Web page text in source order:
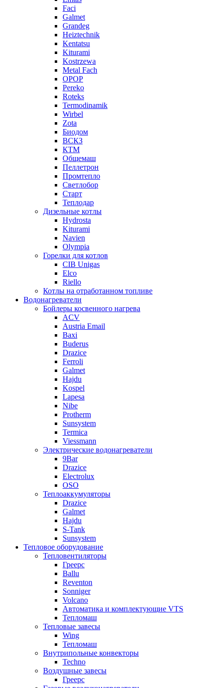
Faci
Galmet
Grandeg
Heiztechnik
Kentatsu
Kiturami
Kostrzewa
Metal Fach
OPOP
Pereko
Roteks
Termodinamik
Wirbel
Zota
Биодом
ВСКЗ
КТМ
Общемаш
Пеллетрон
Промтепло
Светлобор
Старт
Теплодар
Дизельные котлы
Hydrosta
Kiturami
Navien
Olympia
Горелки для котлов
CIB Unigas
Elco
Riello
Котлы на отработанном топливе
Водонагреватели
Бойлеры косвенного нагрева
ACV
Austria Email
Baxi
Buderus
Drazice
Ferroli
Galmet
Hajdu
Kospel
Lapesa
Nibe
Protherm
Sunsystem
Termica
Viessmann
Электрические водонагреватели
9Bar
Drazice
Electrolux
OSO
Теплоаккумуляторы
Drazice
Galmet
Hajdu
S-Tank
Sunsystem
Тепловое оборудование
Тепловентиляторы
Греерс
Ballu
Reventon
Sonniger
Volcano
Автоматика и комплектующие VTS
Тепломаш
Тепловые завесы
Wing
Тепломаш
Внутрипольные конвекторы
Techno
Воздушные завесы
Греерс